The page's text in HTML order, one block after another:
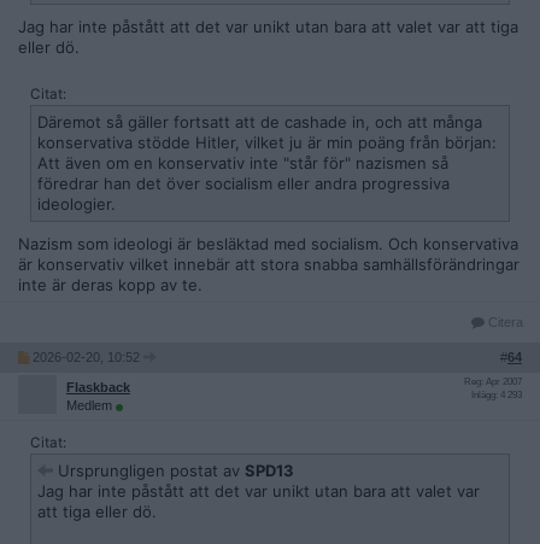
för "fredspresidenten", men så fort Trump började hota att
invadera och annektera Kanada, Grönland, Panamakanalen
retoriken att invadera och erlvra andra självständiga nationer.
Fred var plötsligt inte längre särskilt viktigt.
De har alltid försvarat medborgares rätt att äga och bära
vapen med näbbar och klor, men när Trumps paramilitära ICE-
trupper mördar demonstranter så är det plötsligt
tillstånd att bära det offentligt) på offentlig plats till en
demonstration samt att personer som bär vapen till en
demonstration bara är ute efter att ställa till med bråk (trots
De skanderade "DRAIN THE SWAMP!" under Trumps politiska
rallyn i flera år, men när Donald Trump har gjort träsket
djupare än någonsin tack vare att han bl.a ersatt enorma
delar av statliga myndigheter med lojalister och tillsatt
plötsligt inte längre något problem.
De skanderade "LOCK HER UP!" under Trumps politiska rallyn
under flera år i stöd för att fängsla Hillary Clinton utan att
Jag har inte påstått att det var unikt utan bara att valet var att tiga
eller dö.
Citat:
Däremot så gäller fortsatt att de cashade in, och att många
konservativa stödde Hitler, vilket ju är min poäng från början:
Att även om en konservativ inte "står för" nazismen så
föredrar han det över socialism eller andra progressiva
ideologier.
Nazism som ideologi är besläktad med socialism. Och konservativa
är konservativ vilket innebär att stora snabba samhällsförändringar
inte är deras kopp av te.
Citera
2026-02-20, 10:52 #64
Flaskback
Medlem
Reg: Apr 2007
Inlägg: 4 293
Citat:
Ursprungligen postat av SPD13
Jag har inte påstått att det var unikt utan bara att valet var
att tiga eller dö.